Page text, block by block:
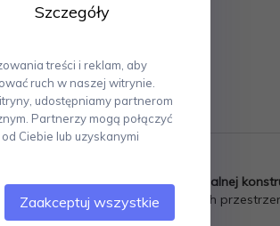
to przykładpomysłowej i funkcjonalnej
– szczególnie w niewielkich
Szczegóły
treści i reklam, aby
ruch w naszej witrynie.
udostępniamy partnerom
Partnerzy mogą połączyć
Ciebie lub uzyskanymi
Zaakceptuj wszystkie